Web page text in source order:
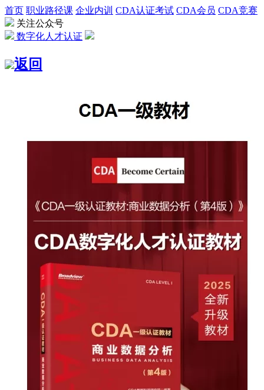
首页 职业路径课 企业内训 CDA认证考试 CDA会员 CDA竞赛
关注公众号
数字化人才认证
返回